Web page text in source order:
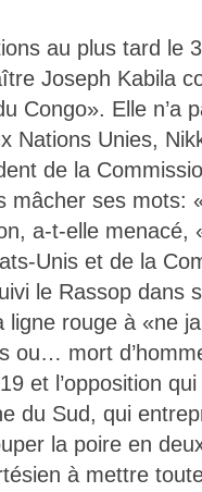
au plus tard le
Joseph Kabila
Congo». Elle n’a
Nations Unies,
de la
mâcher ses mots:
a-t-elle menacé,
Unis et de la
le Rassop dans
ligne rouge à «ne
ou… mort
et l’opposition
du Sud, qui
la poire en
à mettre